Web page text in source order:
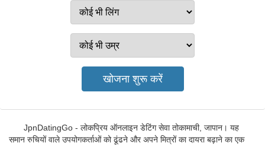
JpnDatingGo - लोकप्रिय ऑनलाइन डेटिंग सेवा तोकामाची, जापान। यह
समान रुचियों वाले उपयोगकर्ताओं को ढूंढने और अपने मित्रों का दायरा बढ़ाने का एक